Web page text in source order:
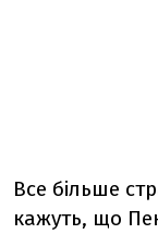
Все більше
кажуть, що